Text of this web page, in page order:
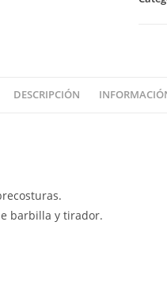
DESCRIPCIÓN
barbilla y tirador.